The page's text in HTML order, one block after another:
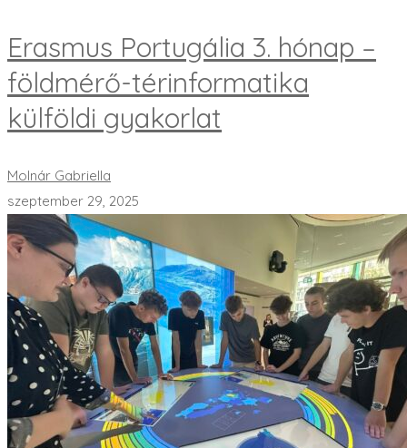
Erasmus Portugália 3. hónap –
földmérő-térinformatika
külföldi gyakorlat
Molnár Gabriella
szeptember 29, 2025